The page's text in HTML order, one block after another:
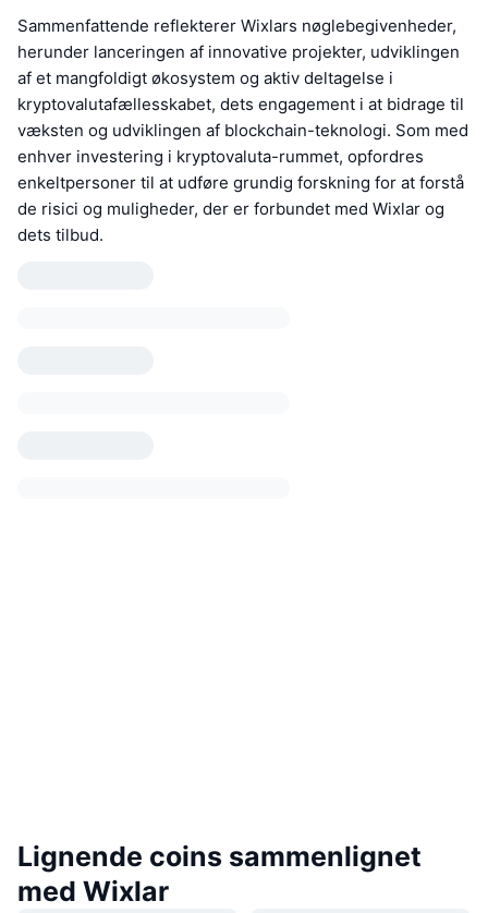
Sammenfattende reflekterer Wixlars nøglebegivenheder,
herunder lanceringen af innovative projekter, udviklingen
af et mangfoldigt økosystem og aktiv deltagelse i
kryptovalutafællesskabet, dets engagement i at bidrage til
væksten og udviklingen af blockchain-teknologi. Som med
enhver investering i kryptovaluta-rummet, opfordres
enkeltpersoner til at udføre grundig forskning for at forstå
de risici og muligheder, der er forbundet med Wixlar og
dets tilbud.
Lignende coins sammenlignet
med Wixlar